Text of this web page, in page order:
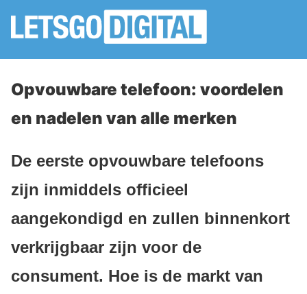
Opvouwbare telefoon: voordelen
en nadelen van alle merken
De eerste opvouwbare telefoons
zijn inmiddels officieel
aangekondigd en zullen binnenkort
verkrijgbaar zijn voor de
consument. Hoe is de markt van